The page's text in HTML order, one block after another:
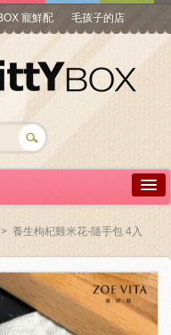
寵鮮配
毛孩子的店
> 養生枸杞雞米花-隨手包 4入